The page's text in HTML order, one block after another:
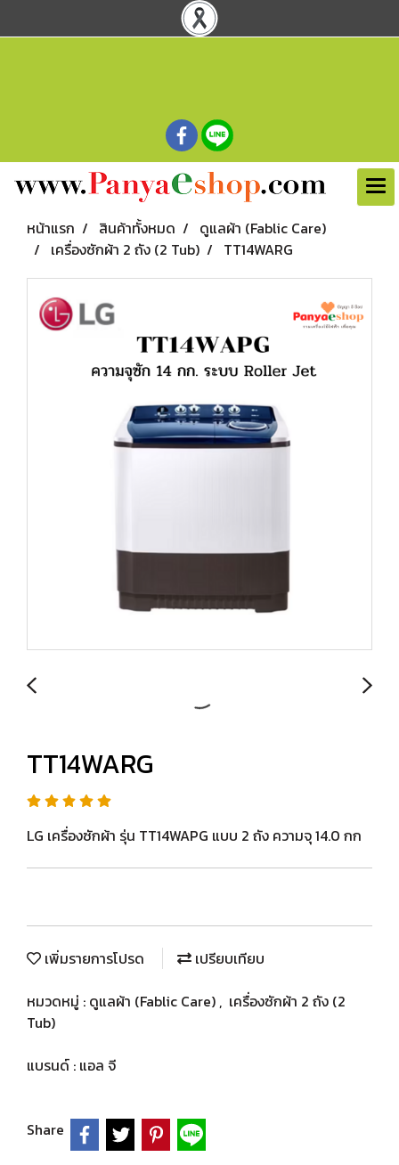
หน้าแรก สินค้าทั้งหมด
ดูแลผ้า (Fablic Care)
เครื่องซักผ้า 2 ถัง (2 Tub)
TT14WARG
TT14WARG
LG เครื่องซักผ้า รุ่น TT14WAPG แบบ 2 ถัง ความจุ 14.0 กก
เพิ่มรายการโปรด
เปรียบเทียบ
หมวดหมู่ : ดูแลผ้า (Fablic Care) , เครื่องซักผ้า 2 ถัง (2
Tub)
แบรนด์ : แอล จี
Share